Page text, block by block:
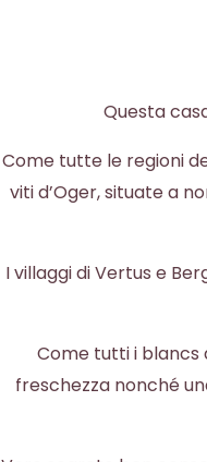
Questa
Come tutte le regioni
viti d’Oger, situate a
I villaggi di Vertus e
Come tutti i blancs
freschezza nonché